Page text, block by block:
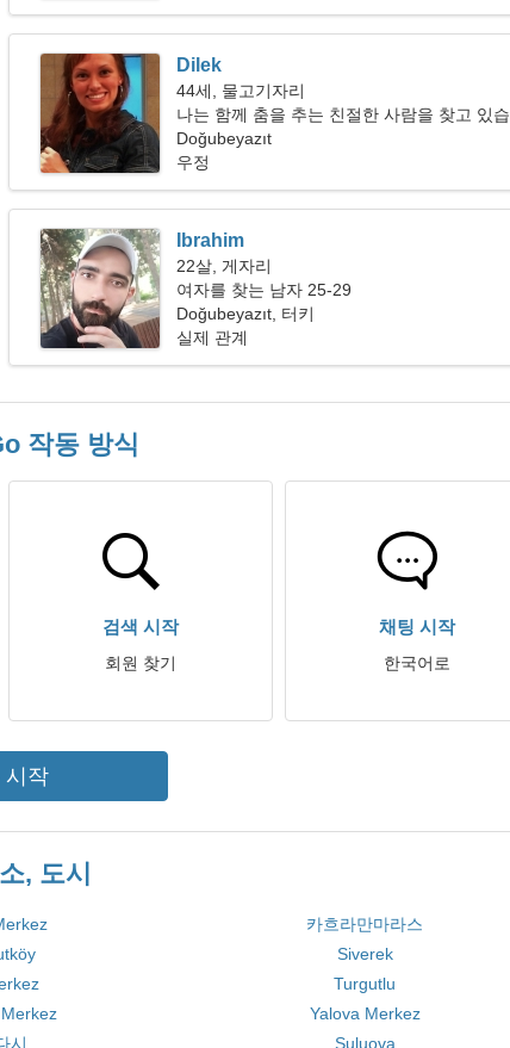
Dilek
44세, 물고기자리
나는 함께 춤을 추는 친절한 사람을 찾고 있습
니다
Doğubeyazıt
우정
Ibrahim
22살, 게자리
여자를 찾는 남자 25-29
Doğubeyazıt, 터키
실제 관계
작동 방식
검색 시작
회원 찾기
채팅 시작
한국어로
시작
, 도시
카흐라만마라스
Siverek
Turgutlu
Yalova Merkez
시 Suluova